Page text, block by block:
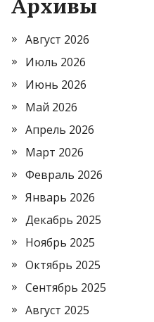
Август 2026
Июль 2026
Июнь 2026
Май 2026
Апрель 2026
Март 2026
Февраль 2026
Январь 2026
Декабрь 2025
Ноябрь 2025
Октябрь 2025
Сентябрь 2025
Август 2025